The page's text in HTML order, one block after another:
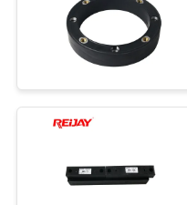
QUALITÀ
CONTATTO
STATI